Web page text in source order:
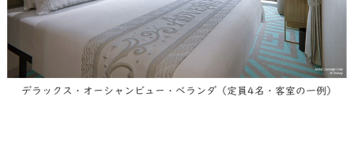
デラックス・オーシャンビュー・ベランダ（定員4名・客室の一例）